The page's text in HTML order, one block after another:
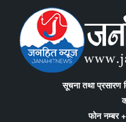
सूचना तथा प्रसारण
फोन नम्बर